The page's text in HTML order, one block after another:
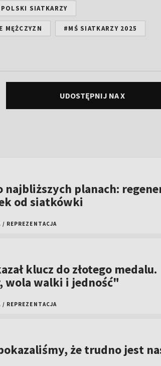
SIATKARZY
MĘŻCZYZN #MŚ SIATKARZY 2025
UDOSTĘPNIJ NA X
najbliższych planach:
od siatkówki
/ REPREZENTACJA
klucz do złotego medalu.
wola walki i jedność"
/ REPREZENTACJA
że trudno jest